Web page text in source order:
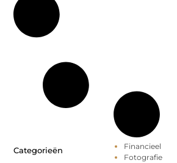
Categorieën
Financieel
Fotografie